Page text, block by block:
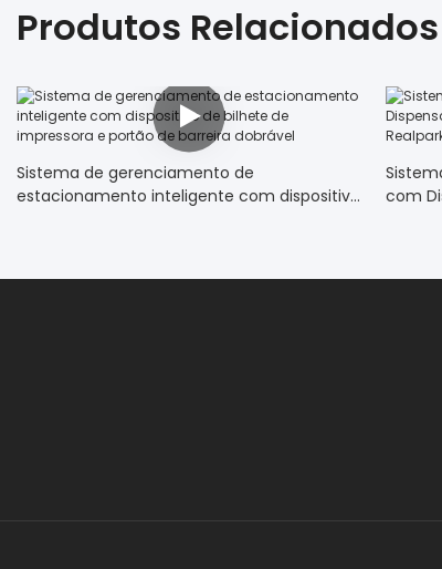
Produtos Relacionados
Sistema de gerenciamento de
estacionamento inteligente com dispositivo
com